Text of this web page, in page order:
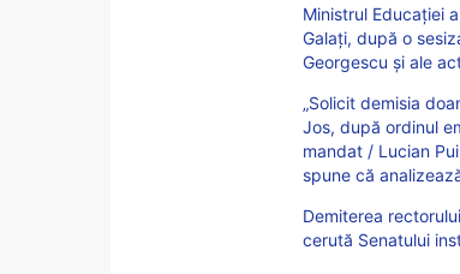
Ministrul Educației
Galați, după o
Georgescu și ale
„Solicit demisia
Jos, după ordinul
mandat / Lucian
spune că
Demiterea
cerută Senatului